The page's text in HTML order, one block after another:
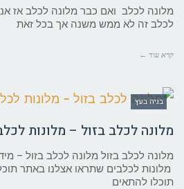
מלונה לכלב ואם כבר מלונה לכלב אז
לכלב זה לא ממש משנה אך בכל זאת
קרא עוד ←
בניה בעץ
מלונה לכלב בזול – מלונות
מלונה לכלב בזול מלונה לכלב בזול –
מלונות לכלבים שתראו אצלנו באתר
תוכלו להתאים